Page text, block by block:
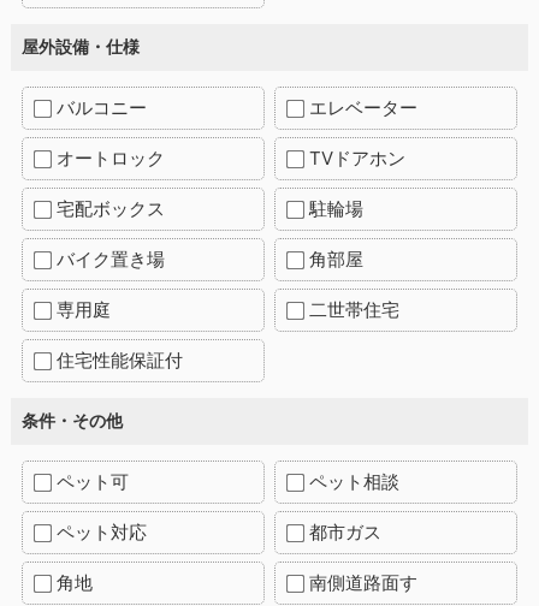
屋外設備・仕様
バルコニー エレベーター
オートロック TVドアホン
宅配ボックス 駐輪場
バイク置き場 角部屋
専用庭 二世帯住宅
住宅性能保証付
条件・その他
ペット可 ペット相談
ペット対応 都市ガス
角地 南側道路面す